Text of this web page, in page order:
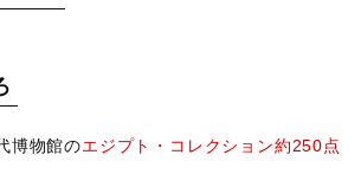
博物館のエジプト・コレクション約250点